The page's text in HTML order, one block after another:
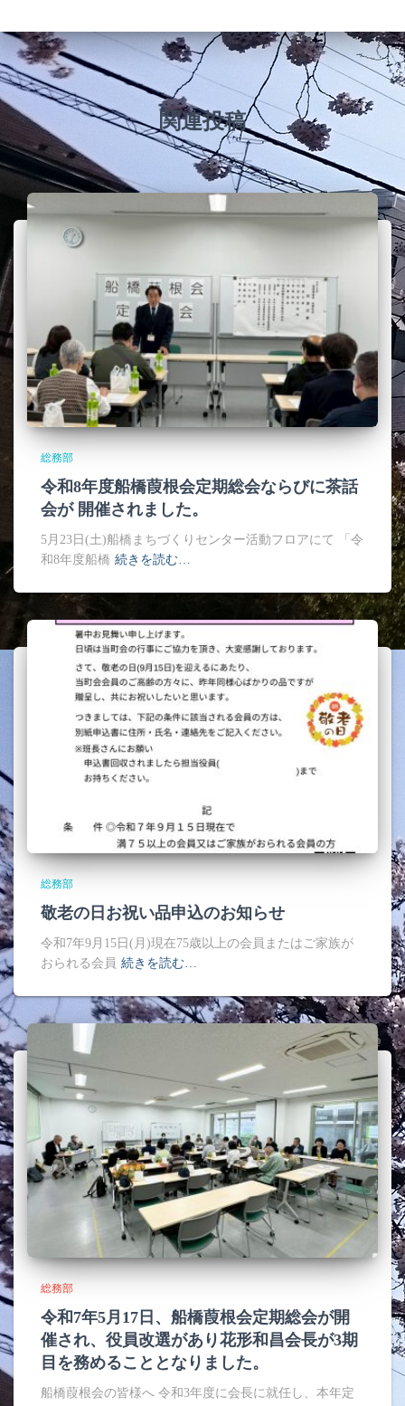
関連投稿
総務部
令和8年度船橋葭根会定期総会ならびに茶話
会が 開催されました。
5月23日(土)船橋まちづくりセンター活動フロアにて 「令
和8年度船橋 続きを読む…
総務部
敬老の日お祝い品申込のお知らせ
令和7年9月15日(月)現在75歳以上の会員またはご家族が
おられる会員 続きを読む…
総務部
令和7年5月17日、船橋葭根会定期総会が開
催され、役員改選があり花形和昌会長が3期
目を務めることとなりました。
船橋葭根会の皆様へ 令和3年度に会長に就任し、本年定